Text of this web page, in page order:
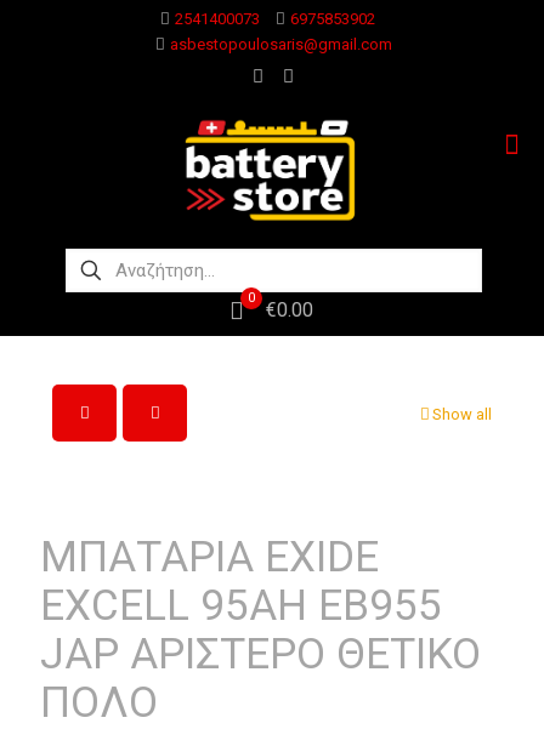
2541400073
6975853902
asbestopoulosaris@gmail.com
0
€0.00
Show all
ΜΠΑΤΑΡΙΑ EXIDE
EXCELL 95AH EB955
JAP ΑΡΙΣΤΕΡΟ ΘΕΤΙΚΟ
ΠΟΛΟ